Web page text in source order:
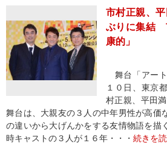
市村正親、
ぶりに集結
康的」
舞台「アー
１０日、東京
村正親、平田
舞台は、大親友の３人の中年男性が高価
の違いから大げんかをする友情物語を描
時キャストの３人が１６年・・・ 続きを